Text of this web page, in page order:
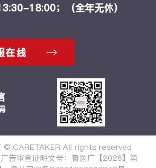
18:00；（全年无休）
在线
© CARETAKER All rights reserved
告审查证明文号：鲁医广【2026】第